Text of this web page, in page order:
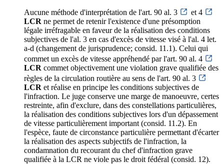
Aucune méthode d'interprétation de l'art. 90 al. 3
et 4
LCR ne permet de retenir l'existence d'une présomption
légale irréfragable en faveur de la réalisation des conditions
subjectives de l'al. 3 en cas d'excès de vitesse visé à l'al. 4 let.
a-d (changement de jurisprudence; consid. 11.1). Celui qui
commet un excès de vitesse appréhendé par l'art. 90 al. 4
LCR commet objectivement une violation grave qualifiée des
règles de la circulation routière au sens de l'art. 90 al. 3
LCR et réalise en principe les conditions subjectives de
l'infraction. Le juge conserve une marge de manoeuvre, certes
restreinte, afin d'exclure, dans des constellations particulières,
la réalisation des conditions subjectives lors d'un dépassement
de vitesse particulièrement important (consid. 11.2). En
l'espèce, faute de circonstance particulière permettant d'écarter
la réalisation des aspects subjectifs de l'infraction, la
condamnation du recourant du chef d'infraction grave
qualifiée à la LCR ne viole pas le droit fédéral (consid. 12).